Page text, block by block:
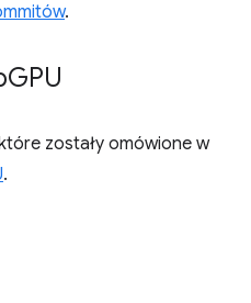
.
GPU
zostały omówione w
.